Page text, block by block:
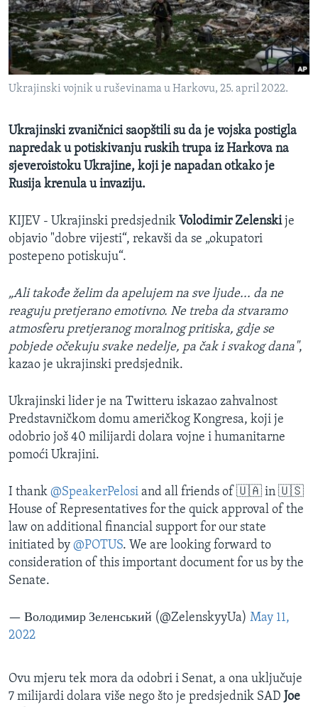
MAGAZIN
O GLASU AMERIKE
Learning English
Jezici
Ukrajinski vojnik u ruševinama u Harkovu, 25. april 2022.
Ukrajinski zvaničnici saopštili su da je vojska postigla
napredak u potiskivanju ruskih trupa iz Harkova na
sjeveroistoku Ukrajine, koji je napadan otkako je
Rusija krenula u invaziju.
KIJEV - Ukrajinski predsjednik Volodimir Zelenskije
objavio "dobre vijesti“, rekavši da se „okupatori
postepeno potiskuju“.
„Ali takođe želim da apelujem na sve ljude... da ne
reaguju pretjerano emotivno. Ne treba da stvaramo
atmosferu pretjeranog moralnog pritiska, gdje se
pobjede očekuju svake nedelje, pa čak i svakog dana",
kazao je ukrajinski predsjednik.
Ukrajinski lider je na Twitteru iskazao zahvalnost
Predstavničkom domu američkog Kongresa, koji je
odobrio još 40 milijardi dolara vojne i humanitarne
pomoći Ukrajini.
I thank @SpeakerPelosi and all friends of 🇺🇦 in 🇺🇸
House of Representatives for the quick approval of the
law on additional financial support for our state
initiated by @POTUS. We are looking forward to
consideration of this important document for us by the
Senate.
— Володимир Зеленський (@ZelenskyyUa) May 11,
2022
Ovu mjeru tek mora da odobri i Senat, a ona uključuje
7 milijardi dolara više nego što je predsjednik SAD Joe